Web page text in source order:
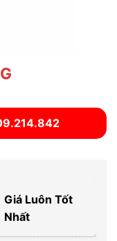
Giá Luôn Tốt
Nhất